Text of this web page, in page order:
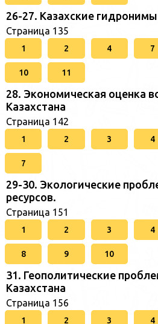
26-27. Казахские гидронимы
Страница 135
1 2 4 7
10 11
28. Экономическая оценка
Казахстана
Страница 142
1 2 3 4
7
29-30. Экологические
ресурсов.
Страница 151
1 2 3 4
8 9 10
31. Геополитические
Казахстана
Страница 156
1 2 3 4